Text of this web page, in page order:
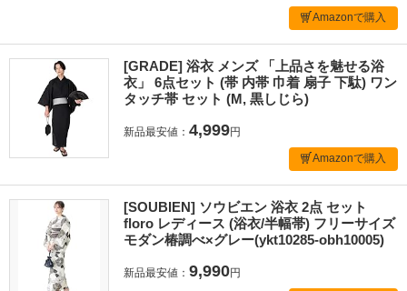
Amazonで購入
[GRADE] 浴衣 メンズ 「上品さを魅せる浴
衣」 6点セット (帯 内帯 巾着 扇子 下駄) ワン
タッチ帯 セット (M, 黒しじら)
新品最安値： 4,999円
Amazonで購入
[SOUBIEN] ソウビエン 浴衣 2点 セット
floro レディース (浴衣/半幅帯) フリーサイズ
モダン椿調べ×グレー(ykt10285-obh10005)
新品最安値： 9,990円